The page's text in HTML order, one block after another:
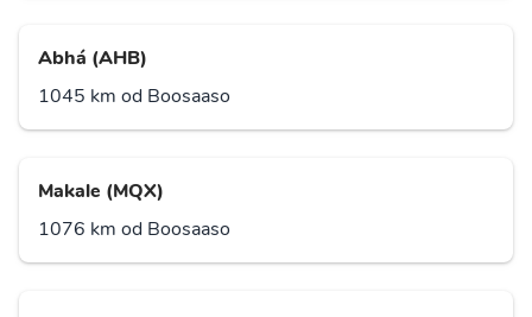
Abhá (AHB)
1045 km od Boosaaso
Makale (MQX)
1076 km od Boosaaso